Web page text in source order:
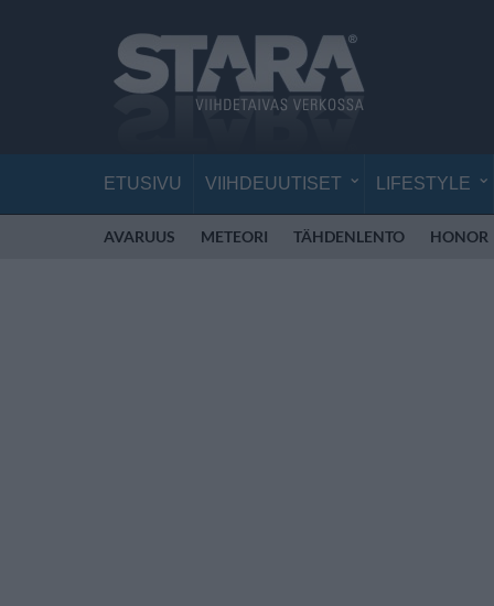
ETUSIVU VIIHDEUUTISET LIFESTYLE
AVARUUS METEORI TÄHDENLENTO HONOR